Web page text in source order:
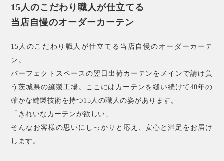
15人のこだわり職人が仕立てる
当店自慢のオーダーカーテン
15人のこだわり職人が仕立てる当店自慢のオーダーカーテ
ン。
パーフェクトスペースの翌日出荷カーテンをメインで請け負
う茨城県の縫製工場。ここにはカーテンを縫い続けて40年の
確かな縫製技術を持つ15人の職人の姿があります。
「きれいなカーテンが欲しい」
そんなお客様の思いにしっかりと応え、安心と満足をお届け
します。